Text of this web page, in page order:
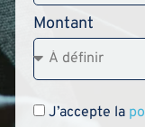
Montant
J’accepte la